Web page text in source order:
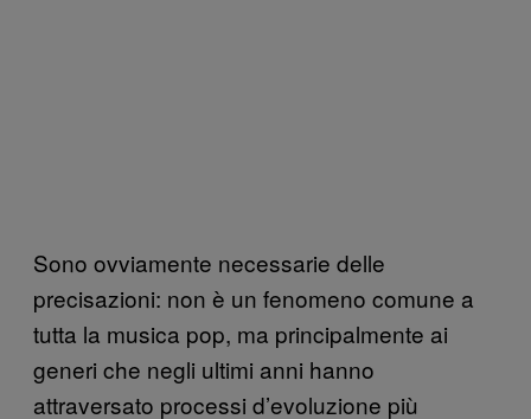
Sono ovviamente necessarie delle
precisazioni: non è un fenomeno comune a
tutta la musica pop, ma principalmente ai
generi che negli ultimi anni hanno
attraversato processi d’evoluzione più